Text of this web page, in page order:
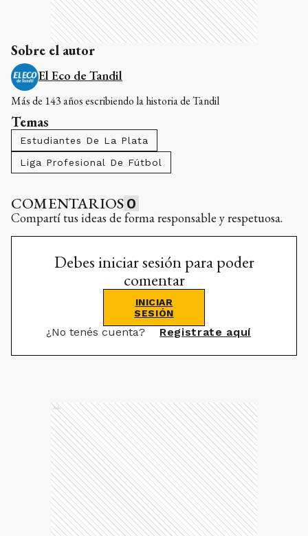
Sobre el autor
El Eco de Tandil
Más de 143 años escribiendo la historia de Tandil
Temas
Estudiantes De La Plata
Liga Profesional De Fútbol
COMENTARIOS 0
Compartí tus ideas de forma responsable y respetuosa.
Debes iniciar sesión para poder
comentar
INICIAR
SESIÓN
¿No tenés cuenta? Registrate aquí
Ads